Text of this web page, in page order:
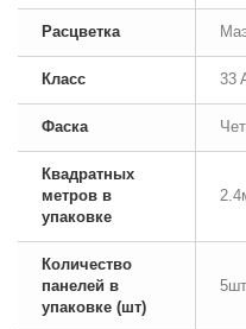
Расцветка
Класс 33
Фаска
Квадратных
метров в
упаковке
Количество
панелей в
упаковке (шт)
5шт